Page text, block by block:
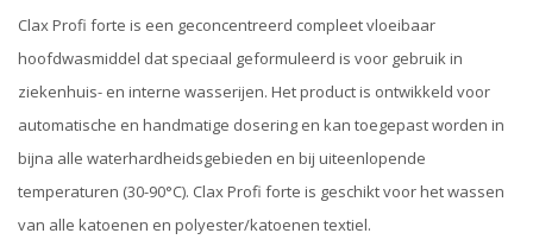
Clax Profi forte is een geconcentreerd compleet vloeibaar
hoofdwasmiddel dat speciaal geformuleerd is voor gebruik in
ziekenhuis- en interne wasserijen. Het product is ontwikkeld voor
automatische en handmatige dosering en kan toegepast worden in
bijna alle waterhardheidsgebieden en bij uiteenlopende
temperaturen (30-90°C). Clax Profi forte is geschikt voor het wassen
van alle katoenen en polyester/katoenen textiel.